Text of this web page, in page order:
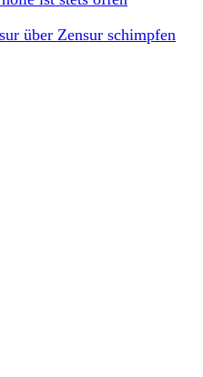
über Zensur schimpfen